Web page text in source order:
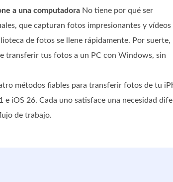
a una computadora No tiene por qué ser
que capturan fotos impresionantes y vídeos
de fotos se llene rápidamente. Por suerte,
transferir tus fotos a un PC con Windows, sin
métodos fiables para transferir fotos de tu
iOS 26. Cada uno satisface una necesidad
de trabajo.